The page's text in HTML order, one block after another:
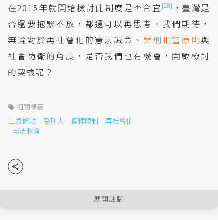
在2015年就開始檢討此制度是否合宜 [29] ，臺灣是
否還要抱緊不放，都還可以再思考。我們期待，
無論對於再社會化的憲法誡命、 罪刑相當原則 與
社會防衛的角度，是否我們也有機會，開啟檢討
的契機呢？
 相關標籤
三振條款
受刑人 假釋限制
再社會化
司法救濟

展開註腳